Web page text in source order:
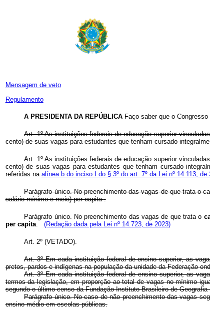
Mensagem de veto
Regulamento
A PRESIDENTA DA REPÚBLICA Faço saber que o
Art. 1º As instituições federais de educação superior
cento) de suas vagas para estudantes que tenham cursado
Art. 1º As instituições federais de educação superior
cento) de suas vagas para estudantes que tenham cursado
referidas na alínea b do inciso I do § 3º do art. 7º da Lei nº 14.113, de
Parágrafo único. No preenchimento das vagas de que trata o
salário-mínimo e meio)per capita.
Parágrafo único. No preenchimento das vagas de que trata o
per capita. (Redação dada pela Lei nº 14.723, de 2023)
Art. 2º (VETADO).
Art. 3º Em cada instituição federal de ensino superior, as
pretos, pardos e indígenas na população da unidade da Federação
Art. 3º Em cada instituição federal de ensino superior, as
termos da legislação, em proporção ao total de vagas no mínimo
segundo o último censo da Fundação Instituto Brasileiro de
Parágrafo único. No caso de não preenchimento das vagas
ensino médio em escolas públicas.